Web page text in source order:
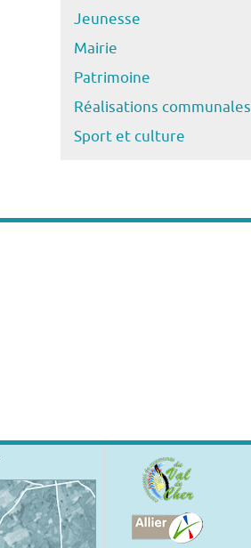
Jeunesse
Mairie
Patrimoine
Réalisations communales
Sport et culture